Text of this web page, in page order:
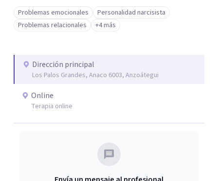
Problemas emocionales
Personalidad narcisista
Problemas relacionales
+4 más
Dirección principal
Los Palos Grandes, Anaco 6003, Anzoátegui
Online
Terapia online